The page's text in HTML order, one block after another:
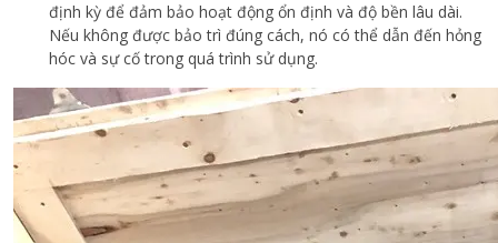
định kỳ để đảm bảo hoạt động ổn định và độ bền lâu dài.
Nếu không được bảo trì đúng cách, nó có thể dẫn đến hỏng
hóc và sự cố trong quá trình sử dụng.